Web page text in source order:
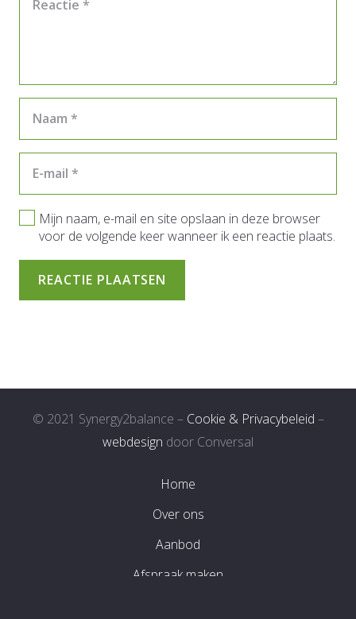
Mijn naam, e-mail en site opslaan in deze browser
voor de volgende keer wanneer ik een reactie plaats.
REACTIE PLAATSEN
© 2021 Synergy2balance – Cookie & Privacybeleid –
webdesign door Conversal
Home
Over ons
Aanbod
Afspraak maken